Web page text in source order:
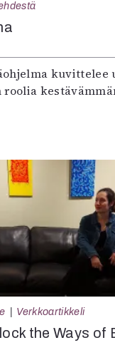
kuvittelee
Verkkoartikkeli
the Ways of